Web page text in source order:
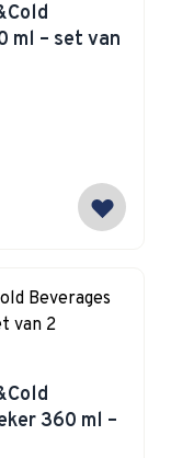
ml – set van
360 ml –